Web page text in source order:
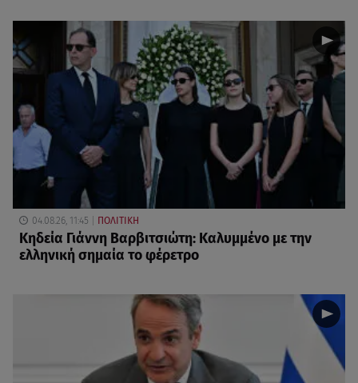
04.08.26, 11:45 ΠΟΛΙΤΙΚΗ
Κηδεία Γιάννη Βαρβιτσιώτη: Καλυμμένο με την
ελληνική σημαία το φέρετρο